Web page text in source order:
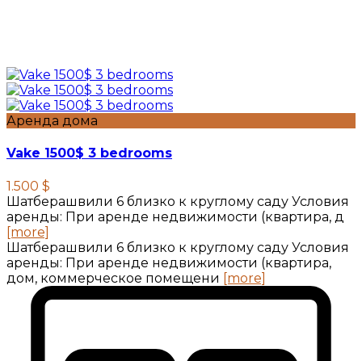
Аренда дома
Vake 1500$ 3 bedrooms
1.500 $
Шатберашвили 6 близко к круглому саду Условия
аренды: При аренде недвижимости (квартира, д
[more]
Шатберашвили 6 близко к круглому саду Условия
аренды: При аренде недвижимости (квартира,
дом, коммерческое помещени [more]